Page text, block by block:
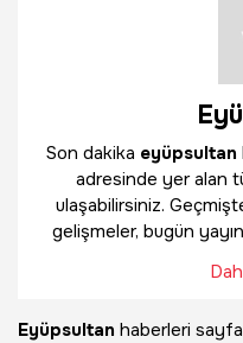
Son dakika eyüpsultan
adresinde yer alan
ulaşabilirsiniz.
gelişmeler, bugün
Eyüpsultan haberleri